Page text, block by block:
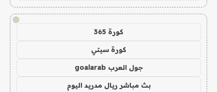
!
كورة 365
كورة سيتي
جول العرب goalarab
بث مباشر ريال مدريد اليوم